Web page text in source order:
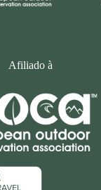
Afiliado à